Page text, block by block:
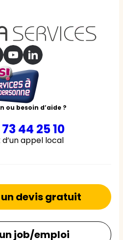
ou besoin d’aide ?
44 25 10
d’un appel local
devis gratuit
job/emploi